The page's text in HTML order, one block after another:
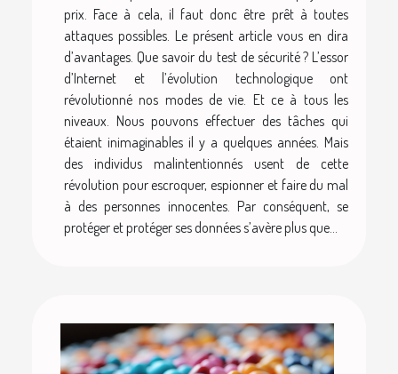
prix. Face à cela, il faut donc être prêt à toutes
attaques possibles. Le présent article vous en dira
d’avantages. Que savoir du test de sécurité ? L’essor
d’Internet et l’évolution technologique ont
révolutionné nos modes de vie. Et ce à tous les
niveaux. Nous pouvons effectuer des tâches qui
étaient inimaginables il y a quelques années. Mais
des individus malintentionnés usent de cette
révolution pour escroquer, espionner et faire du mal
à des personnes innocentes. Par conséquent, se
protéger et protéger ses données s’avère plus que...